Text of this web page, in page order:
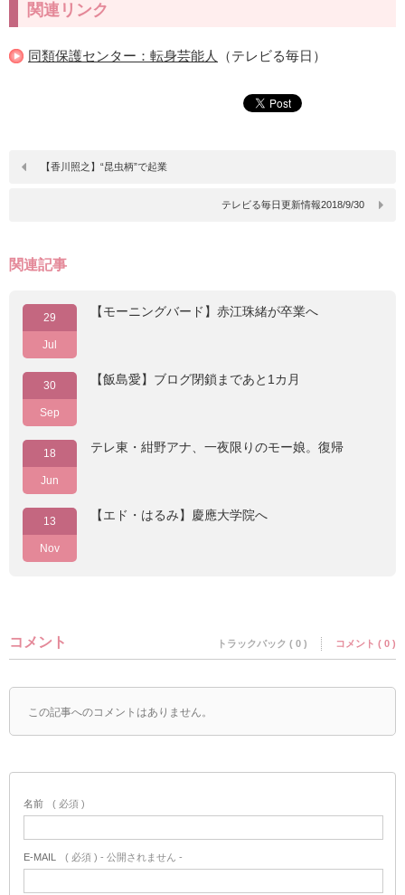
関連リンク
同類保護センター：転身芸能人 （テレビる毎日）
【香川照之】“昆虫柄”で起業
テレビる毎日更新情報2018/9/30
関連記事
29
Jul
【モーニングバード】赤江珠緒が卒業へ
30
Sep
【飯島愛】ブログ閉鎖まであと1カ月
18
Jun
テレ東・紺野アナ、一夜限りのモー娘。復帰
13
Nov
【エド・はるみ】慶應大学院へ
コメント トラックバック ( 0 ) コメント ( 0 )
この記事へのコメントはありません。
名前 ( 必須 )
E-MAIL ( 必須 ) - 公開されません -